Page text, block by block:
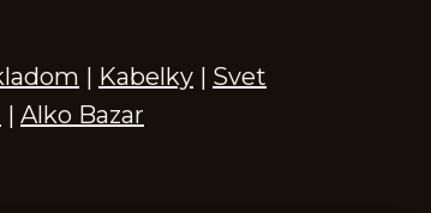
| Kabelky | Svet
| Alko Bazar